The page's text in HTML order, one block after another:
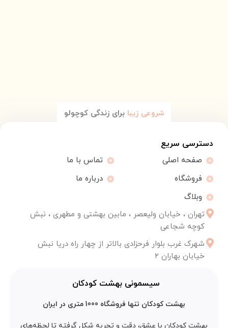
شروعی زیبابرای زندگی کوچولو
دسترسی سریع
صفحه اصلی
فروشگاه
وبلاگ
تماس با ما
درباره ما
تهران ، خیابان ولیعصر ، مابین بهشتی و مطهری ، نبش
کوچه شجاعی
شهرک غرب بلوار فرحزادی بالاتر از چهار راه دریا نبش
خیابان بهاران ۲
سیسمونی بهشت کودکان
بهشت کودکان تنها فروشگاه 1000 متری در ایران
بهشت کودکان با عشق، دقت و تجربه شکل گرفته تا لحظه‌های